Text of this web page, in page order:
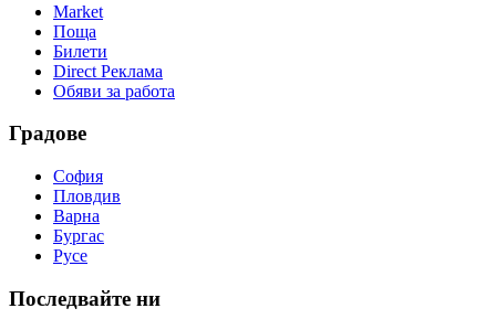
Market
Поща
Билети
Direct Реклама
Обяви за работа
Градове
София
Пловдив
Варна
Бургас
Русе
Последвайте ни